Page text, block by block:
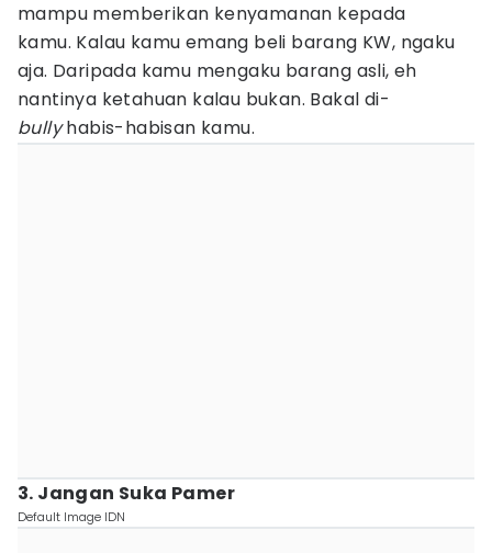
mampu memberikan kenyamanan kepada
kamu. Kalau kamu emang beli barang KW, ngaku
aja. Daripada kamu mengaku barang asli, eh
nantinya ketahuan kalau bukan. Bakal di-
bullyhabis-habisan kamu.
3. Jangan Suka Pamer
Default Image IDN